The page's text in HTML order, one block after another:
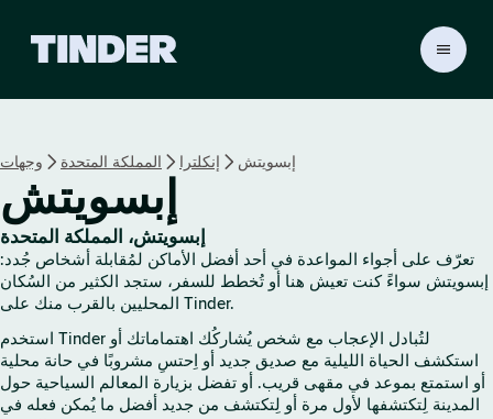
ة
ر
ئ
ي
س
ة
ل
ـ
وجهات المملكة المتحدة إنكلترا إبسويتش
إبسويتش
إبسويتش، المملكة المتحدة
تعرّف على أجواء المواعدة في أحد أفضل الأماكن لمُقابلة أشخاص جُدد:
إبسويتش سواءً كنت تعيش هنا أو تُخطط للسفر، ستجد الكثير من السُكان
المحليين بالقرب منك على Tinder.
استخدم Tinder لتُبادل الإعجاب مع شخص يُشاركُك اهتماماتك أو
استكشف الحياة الليلية مع صديق جديد أو اِحتسِ مشروبًا في حانة محلية
أو استمتع بموعد في مقهى قريب. أو تفضل بزيارة المعالم السياحية حول
المدينة لِتكتشفها لأول مرة أو لِتكتشف من جديد أفضل ما يُمكن فعله في